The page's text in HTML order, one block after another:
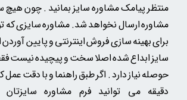
منتظر پیامک مشاوره سایز بمانید . چونهیچ
مشاوره ارسال نخواهد شد.مشاوره سایزی
برای بهینه سازی فروش اینترنتی و پایین
سایز ابداع شده اصلا سخت و پیچیده نیست
دقیقه می توانید فرم مشاوره